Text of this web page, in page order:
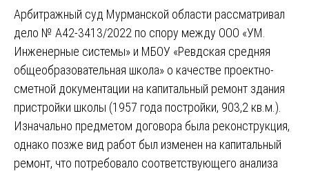
Арбитражный суд Мурманской области рассматривал
дело № А42-3413/2022 по спору между ООО «УМ.
Инженерные системы» и МБОУ «Ревдская средняя
общеобразовательная школа» о качестве проектно-
сметной документации на капитальный ремонт здания
пристройки школы (1957 года постройки, 903,2 кв.м.).
Изначально предметом договора была реконструкция,
однако позже вид работ был изменен на капитальный
ремонт, что потребовало соответствующего анализа